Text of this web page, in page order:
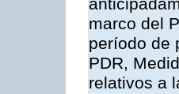
marco del
período de
PDR,
relativos a